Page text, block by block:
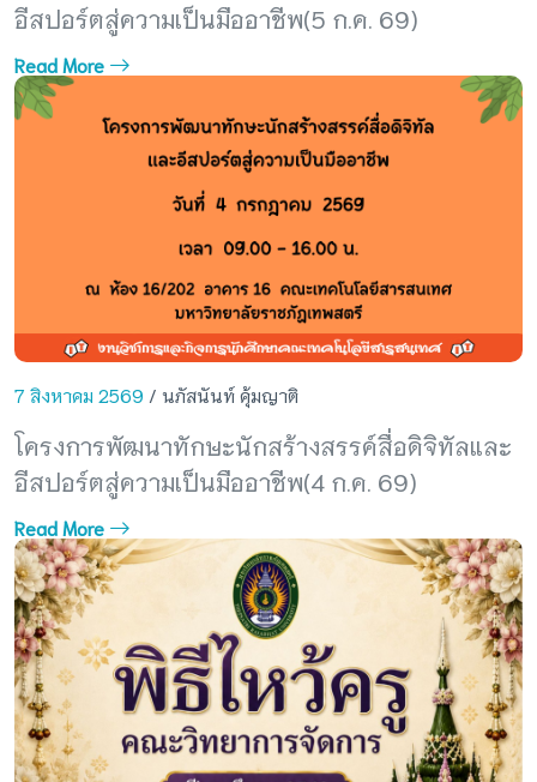
อีสปอร์ตสู่ความเป็นมืออาชีพ(5 ก.ค. 69)
Read More
7 สิงหาคม 2569 / นภัสนันท์ คุ้มญาติ
โครงการพัฒนาทักษะนักสร้างสรรค์สื่อดิจิทัลและ
อีสปอร์ตสู่ความเป็นมืออาชีพ(4 ก.ค. 69)
Read More